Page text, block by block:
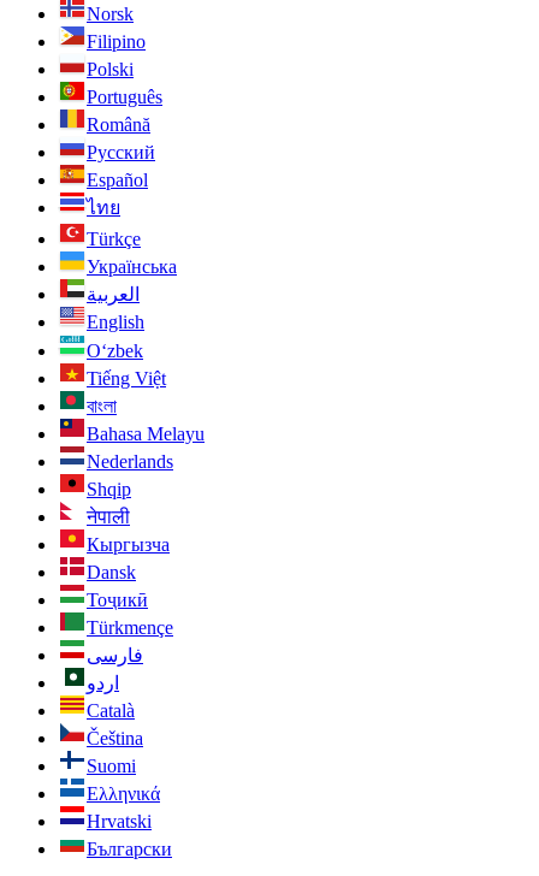
Norsk
Filipino
Polski
Português
Română
Русский
Español
ไทย
Türkçe
Українська
العربية
English
O‘zbek
Tiếng Việt
বাংলা
Bahasa Melayu
Nederlands
Shqip
नेपाली
Кыргызча
Dansk
Тоҷикӣ
Türkmençe
فارسی
اردو
Català
Čeština
Suomi
Ελληνικά
Hrvatski
Български